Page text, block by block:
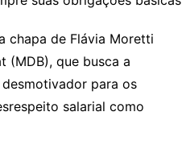
h
o
o
M
ai
e
a
d
s
ai
l
ar
e
chapa de Flávia Moretti
(MDB), que busca a
para os
salarial como